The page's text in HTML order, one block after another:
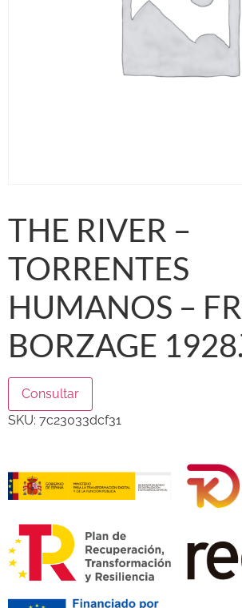
THE RIVER –
TORRENTES
HUMANOS –
BORZAGE
Consultar
SKU: 7c23033dcf31